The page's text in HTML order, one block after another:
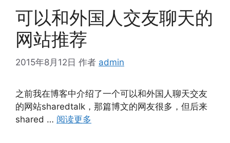
可以和外国人交友聊天的
网站推荐
2015年8月12日 作者 admin
之前我在博客中介绍了一个可以和外国人聊天交友
的网站sharedtalk，那篇博文的网友很多，但后来
shared … 阅读更多